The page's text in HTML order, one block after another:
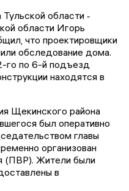
области ‑
области Игорь
что проектировщики
обследование дома.
го по 6-й подъезд
находятся в
Щекинского района
был оперативно
главы
организован
(ПВР). Жители были
в